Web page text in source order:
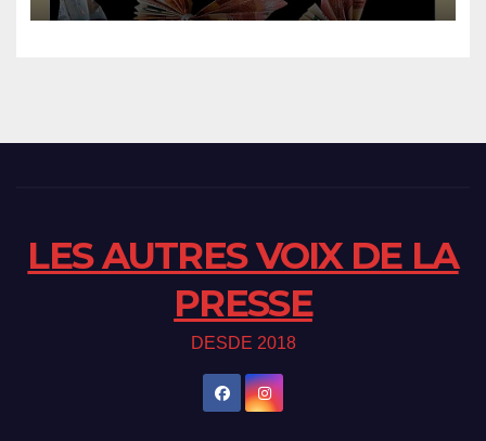
LES AUTRES VOIX DE LA
PRESSE
DESDE 2018